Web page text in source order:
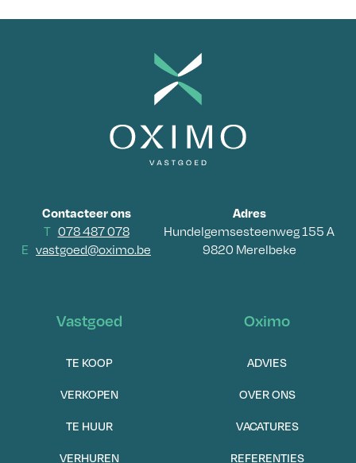
Contacteer ons
T 078 487 078
E vastgoed@oximo.be
Adres
Hundelgemsesteenweg 155 A
9820 Merelbeke
Vastgoed
TE KOOP
VERKOPEN
TE HUUR
VERHUREN
Oximo
ADVIES
OVER ONS
VACATURES
REFERENTIES